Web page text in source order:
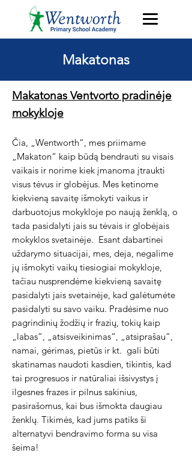
Makatonas
Makatonas Ventvorto pradinėje
mokykloje
Čia, „Wentworth“, mes priimame
„Makaton“ kaip būdą bendrauti su visais
vaikais ir norime kiek įmanoma įtraukti
visus tėvus ir globėjus. Mes ketinome
kiekvieną savaitę išmokyti vaikus ir
darbuotojus mokykloje po naują ženklą, o
tada pasidalyti jais su tėvais ir globėjais
mokyklos svetainėje. Esant dabartinei
uždarymo situacijai, mes, deja, negalime
jų išmokyti vaikų tiesiogiai mokykloje,
tačiau nusprendėme kiekvieną savaitę
pasidalyti jais svetainėje, kad galėtumėte
pasidalyti su savo vaiku. Pradėsime nuo
pagrindinių žodžių ir frazių, tokių kaip
„labas“, „atsisveikinimas“, „atsiprašau“,
namai, gėrimas, pietūs ir kt. gali būti
skatinamas naudoti kasdien, tikintis, kad
tai progresuos ir natūraliai išsivystys į
ilgesnes frazes ir pilnus sakinius,
pasirašomus, kai bus išmokta daugiau
ženklų. Tikimės, kad jums patiks ši
alternatyvi bendravimo forma su visa
šeima!